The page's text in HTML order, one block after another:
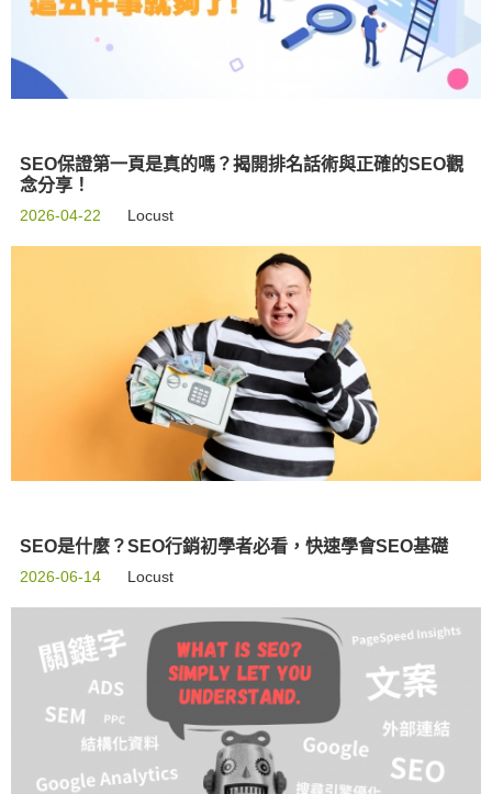
SEO保證第一頁是真的嗎？揭開排名話術與正確的SEO觀
念分享！
2026-04-22 Locust
SEO是什麼？SEO行銷初學者必看，快速學會SEO基礎
2026-06-14 Locust